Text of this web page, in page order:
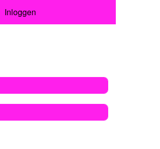
Inloggen